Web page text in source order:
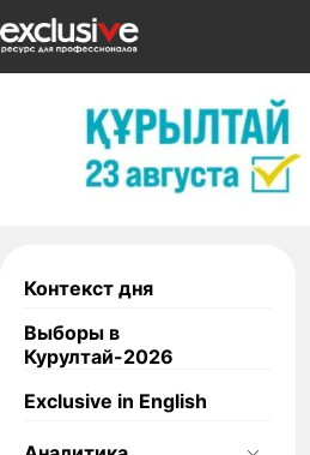
Контекст дня
Выборы в
Курултай-2026
Exclusive in English